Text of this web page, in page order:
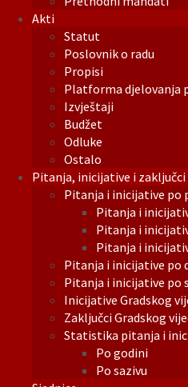
Akti
Statut
Poslovnik o radu
Propisi
Platforma djelovanja
Izvještaji
Budžet
Odluke
Ostalo
Pitanja, inicijative i zaključci
Pitanja i inicijative po
Pitanja i
Pitanja i
Pitanja i
Pitanja i inicijative po
Pitanja i inicijative po
Inicijative Gradskog
Zaključci Gradskog
Statistika pitanja i
Po godini
Po sazivu